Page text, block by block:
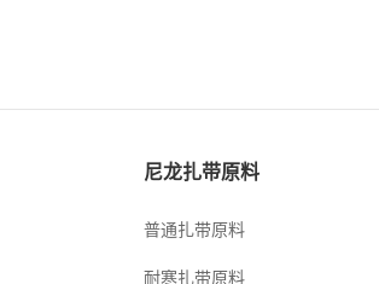
尼龙扎带原料
普通扎带原料
耐寒扎带原料